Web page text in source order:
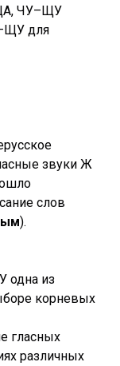
ЧУ–ЩУ
для
звуки Ж
слов
).
из
корневых
гласных
различных